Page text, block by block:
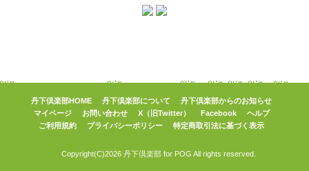
丹下倶楽部HOME 丹下倶楽部について
丹下倶楽部からのお知らせ
マイページ
お問い合わせ X（旧Twitter） Facebook
ヘルプ
ご利用規約
プライバシーポリシー 特定商取引法に基づく表示
Copyright(C)2026 丹下倶楽部 for POG All rights reserved.